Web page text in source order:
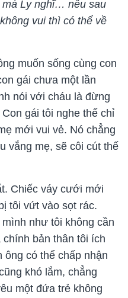
mà Ly nghĩ… nếu sau
vui thì có thể về
muốn sống cùng con
gái chưa một lần
nói với cháu là đừng
gái tôi nghe thế chỉ
mới vui vẻ. Nó chẳng
vắng mẹ, sẽ côi cút thế
Chiếc váy cưới mới
tôi vứt vào sọt rác.
như tôi không cần
bản thân tôi ích
có thể chấp nhận
khó lắm, chẳng
một đứa trẻ không